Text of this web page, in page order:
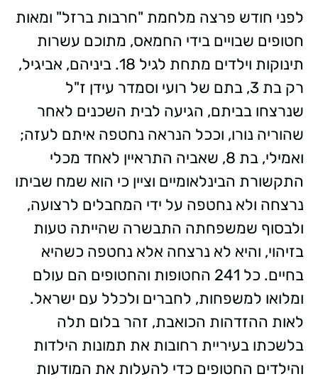
לפני חודש פרצה מלחמת "חרבות ברזל" ומאות
חטופים שבויים בידי החמאס, מתוכם עשרות
תינוקות וילדים מתחת לגיל 18. ביניהם, אביגיל,
רק בת 3, בתם של רועי וסמדר עידן ז"ל
שנרצחו בביתם, הגיעה לבית השכנים לאחר
שהוריה נורו, וככל הנראה נחטפה איתם לעזה;
ואמילי, בת 8, שאביה התראיין לאחד מכלי
התקשורת הבינלאומיים וציין כי הוא שמח שביתו
נרצחה ולא נחטפה על ידי המחבלים לרצועה,
ולבסוף שמשפחתה התבשרה שהייתה טעות
בזיהוי, והיא לא נרצחה אלא נחטפה כשהיא
בחיים. כל 241 החטופות והחטופים הם עולם
ומלואו למשפחות, לחברים ולכלל עם ישראל.
לאות ההזדהות הכואבת, זהר בלום תלה
בלשכתו בעיריית רחובות את תמונות הילדות
והילדים החטופים כדי להעלות את המודעות